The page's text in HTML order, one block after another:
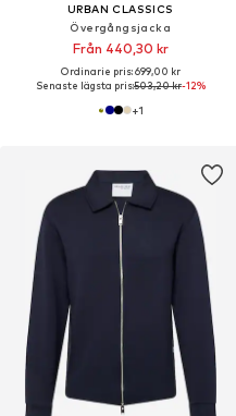
URBAN CLASSICS
Övergångsjacka
Från 440,30 kr
Ordinarie pris: 699,00 kr
Senaste lägsta pris:503,20 kr-12%
+1